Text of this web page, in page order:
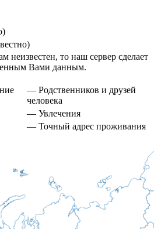
неизвестен, то наш сервер сделает
Вами данным.
— Родственников и друзей
человека
— Увлечения
— Точный адрес проживания